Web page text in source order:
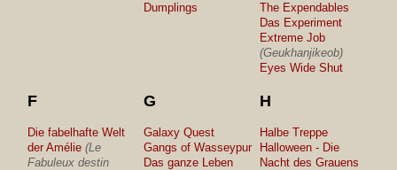
Dumplings
The Expendables
Das Experiment
Extreme Job
(Geukhanjikeob)
Eyes Wide Shut
F
Die fabelhafte Welt
der Amélie (Le
Fabuleux destin
G
Galaxy Quest
Gangs of Wasseypur
Das ganze Leben
H
Halbe Treppe
Halloween - Die
Nacht des Grauens